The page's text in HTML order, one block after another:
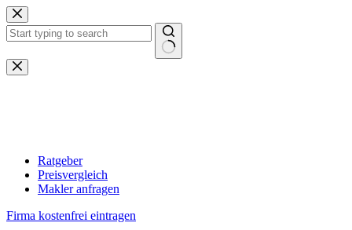
Zum
Inhalt
springen
Keine
Ergebnisse
Ratgeber
Preisvergleich
Makler anfragen
Firma kostenfrei eintragen